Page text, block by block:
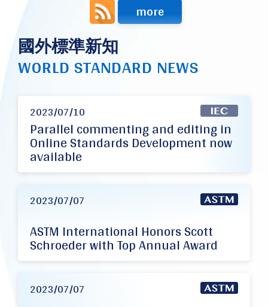
more
國外標準新知
WORLD STANDARD NEWS
2023/07/10
Parallel commenting and editing in
Online Standards Development now
available
2023/07/07
ASTM International Honors Scott
Schroeder with Top Annual Award
2023/07/07